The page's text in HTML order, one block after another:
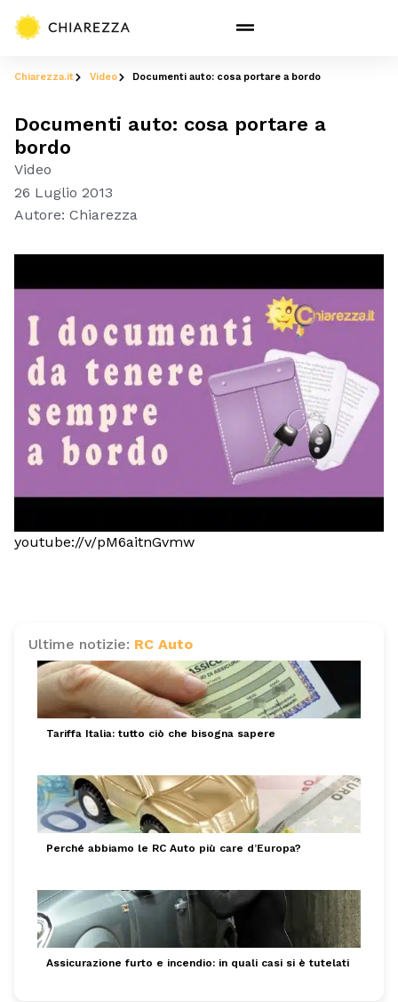
Chiarezza.it Video Documenti auto: cosa portare a bordo
Documenti auto: cosa portare a
bordo
Video
26 Luglio 2013
Autore: Chiarezza
youtube://v/pM6aitnGvmw
Ultime notizie: RC Auto
Tariffa Italia: tutto ciò che bisogna sapere
Perché abbiamo le RC Auto più care d’Europa?
Assicurazione furto e incendio: in quali casi si è tutelati